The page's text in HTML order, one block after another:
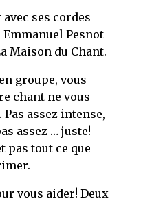
ses cordes
Pesnot
Maison du Chant.
groupe, vous
chant ne vous
assez intense,
assez … juste!
pas tout ce que
vous aider! Deux